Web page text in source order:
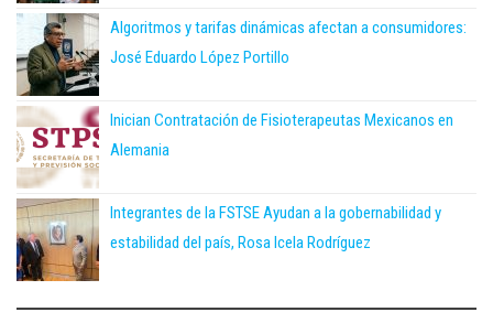
Algoritmos y tarifas dinámicas afectan a consumidores:
José Eduardo López Portillo
Inician Contratación de Fisioterapeutas Mexicanos en
Alemania
Integrantes de la FSTSE Ayudan a la gobernabilidad y
estabilidad del país, Rosa Icela Rodríguez